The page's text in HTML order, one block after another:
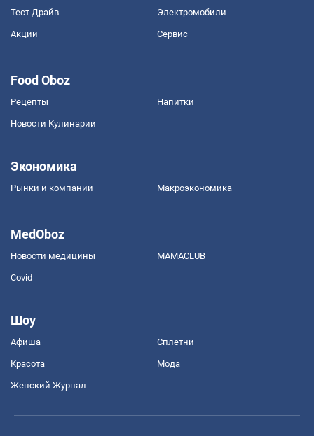
Тест Драйв Электромобили
Акции Сервис
Food Oboz
Рецепты Напитки
Новости Кулинарии
Экономика
Рынки и компании Mакроэкономика
MedOboz
Новости медицины MAMACLUB
Covid
Шоу
Афиша Сплетни
Красота Мода
Женский Журнал